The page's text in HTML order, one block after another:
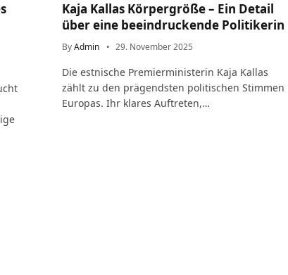
Kaja Kallas Körpergröße – Ein Detail
über eine beeindruckende Politikerin
ByAdmin 29. November 2025
Die estnische Premierministerin Kaja Kallas
zählt zu den prägendsten politischen Stimmen
Europas. Ihr klares Auftreten,…